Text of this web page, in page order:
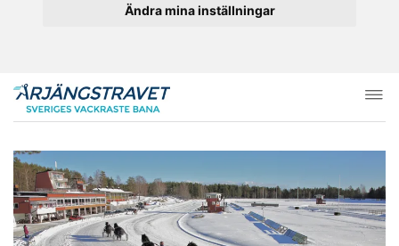
Ändra mina inställningar